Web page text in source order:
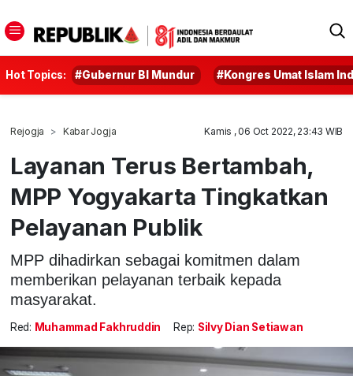
Hot Topics: #Gubernur BI Mundur #Kongres Umat Islam
Rejogja Kabar Jogja Kamis , 06 Oct 2022, 23:43 WIB
Layanan Terus Bertambah,
MPP Yogyakarta Tingkatkan
Pelayanan Publik
MPP dihadirkan sebagai komitmen dalam
memberikan pelayanan terbaik kepada
masyarakat.
Red: Muhammad Fakhruddin Rep: Silvy Dian Setiawan